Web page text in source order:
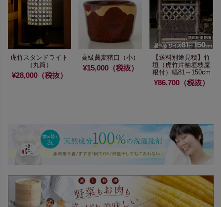
虎竹スタンドライト
（丸筒）
¥28,000（税抜）
高級蕎麦猪口（小）
¥15,000（税抜）
【送料別途見積】竹
垣（虎竹片袖垣枝屋
根付）幅81～150cm
¥86,700（税抜）